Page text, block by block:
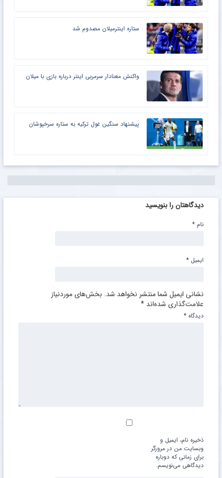
ستاره اینترمیلان مصدوم شد
واکنش معنادار سرمربی اینتر درباره بازی با میلان
پیشنهاد سنگین غول ترکیه به ستاره سرخپوشان
دیدگاهتان را بنویسید
نشانی ایمیل شما منتشر نخواهد شد. بخش‌های موردنیاز
علامت‌گذاری شده‌اند *
دیدگاه *
نام *
ایمیل *
ذخیره نام، ایمیل و
وبسایت من در مرورگر
برای زمانی که دوباره
دیدگاهی می‌نویسم.